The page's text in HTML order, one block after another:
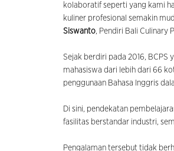
kolaboratif seperti yang kami
kuliner profesional semakin
Siswanto, Pendiri Bali Culinary
Sejak berdiri pada 2016, BCPS
mahasiswa dari lebih dari 66
penggunaan Bahasa Inggris
Di sini, pendekatan
fasilitas berstandar industri,
Pengalaman tersebut tidak